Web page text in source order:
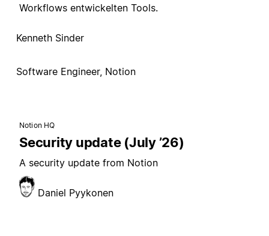
Workflows entwickelten Tools.
Kenneth Sinder
Software Engineer, Notion
Notion HQ
Security update (July ’26)
A security update from Notion
Daniel Pyykonen